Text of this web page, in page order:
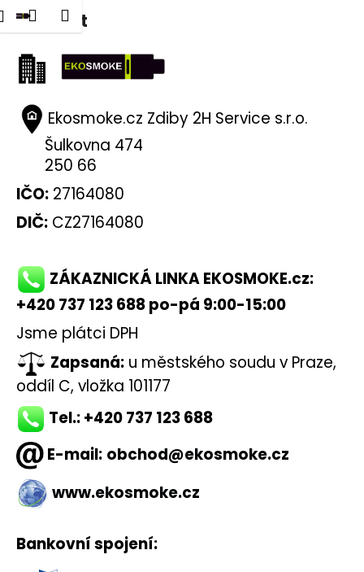
Přejít
na
Přihlášení
Nákupní
Menu
Kontakt
Ekosmoke.cz Zdiby 2H Service s.r.o.
Šulkovna 474
250 66
IČO: 27164080
DIČ: CZ27164080
ZÁKAZNICKÁ LINKA EKOSMOKE.cz:
+420 737 123 688 po-pá 9:00-15:00
Jsme plátci DPH
Zapsaná: u městského soudu v Praze,
oddíl C, vložka 101177
Tel.: +420 737 123 688
E-mail: obchod@ekosmoke.cz
www.ekosmoke.cz
Bankovní spojení:
K
o
C
o
p
ř
e
b
j
e
t
e
n
a
j
í
t
?
HLEDAT